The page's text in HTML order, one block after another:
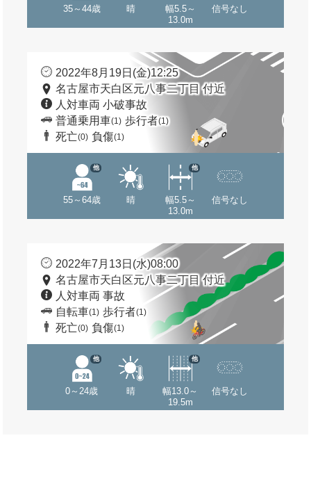
35～44歳 晴
幅5.5～
13.0m
信号なし
2022年8月19日(金)12:25
名古屋市天白区元八事二丁目 付近
人対車両 小破事故
普通乗用車(1) 歩行者(1)
死亡(0) 負傷(1)
55～64歳
他
晴
幅5.5～
13.0m
他
信号なし
2022年7月13日(水)08:00
名古屋市天白区元八事二丁目 付近
人対車両 事故
自転車(1) 歩行者(1)
死亡(0) 負傷(1)
0～24歳
他
晴
幅13.0～
19.5m
他
信号なし